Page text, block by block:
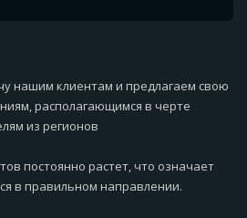
нашим клиентам и предлагаем свою
располагающимся в черте
из регионов
постоянно растет, что означает
в правильном направлении.